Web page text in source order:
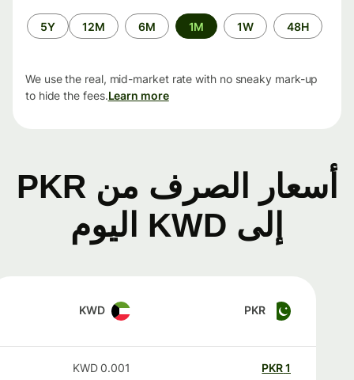
الفترة
الزمنية
48H
1W
1M
6M
12M
5Y
We use the real, mid-market rate with no sneaky mark-up
to hide the fees.Learn more
أسعار الصرف من PKR
إلى KWD اليوم
PKR
KWD
PKR
0.001
KWD